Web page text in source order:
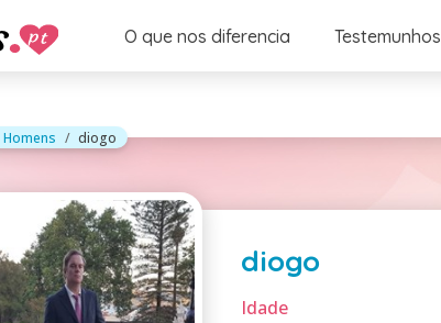
O que nos diferencia Testemunhos
Homens diogo
diogo
Idade